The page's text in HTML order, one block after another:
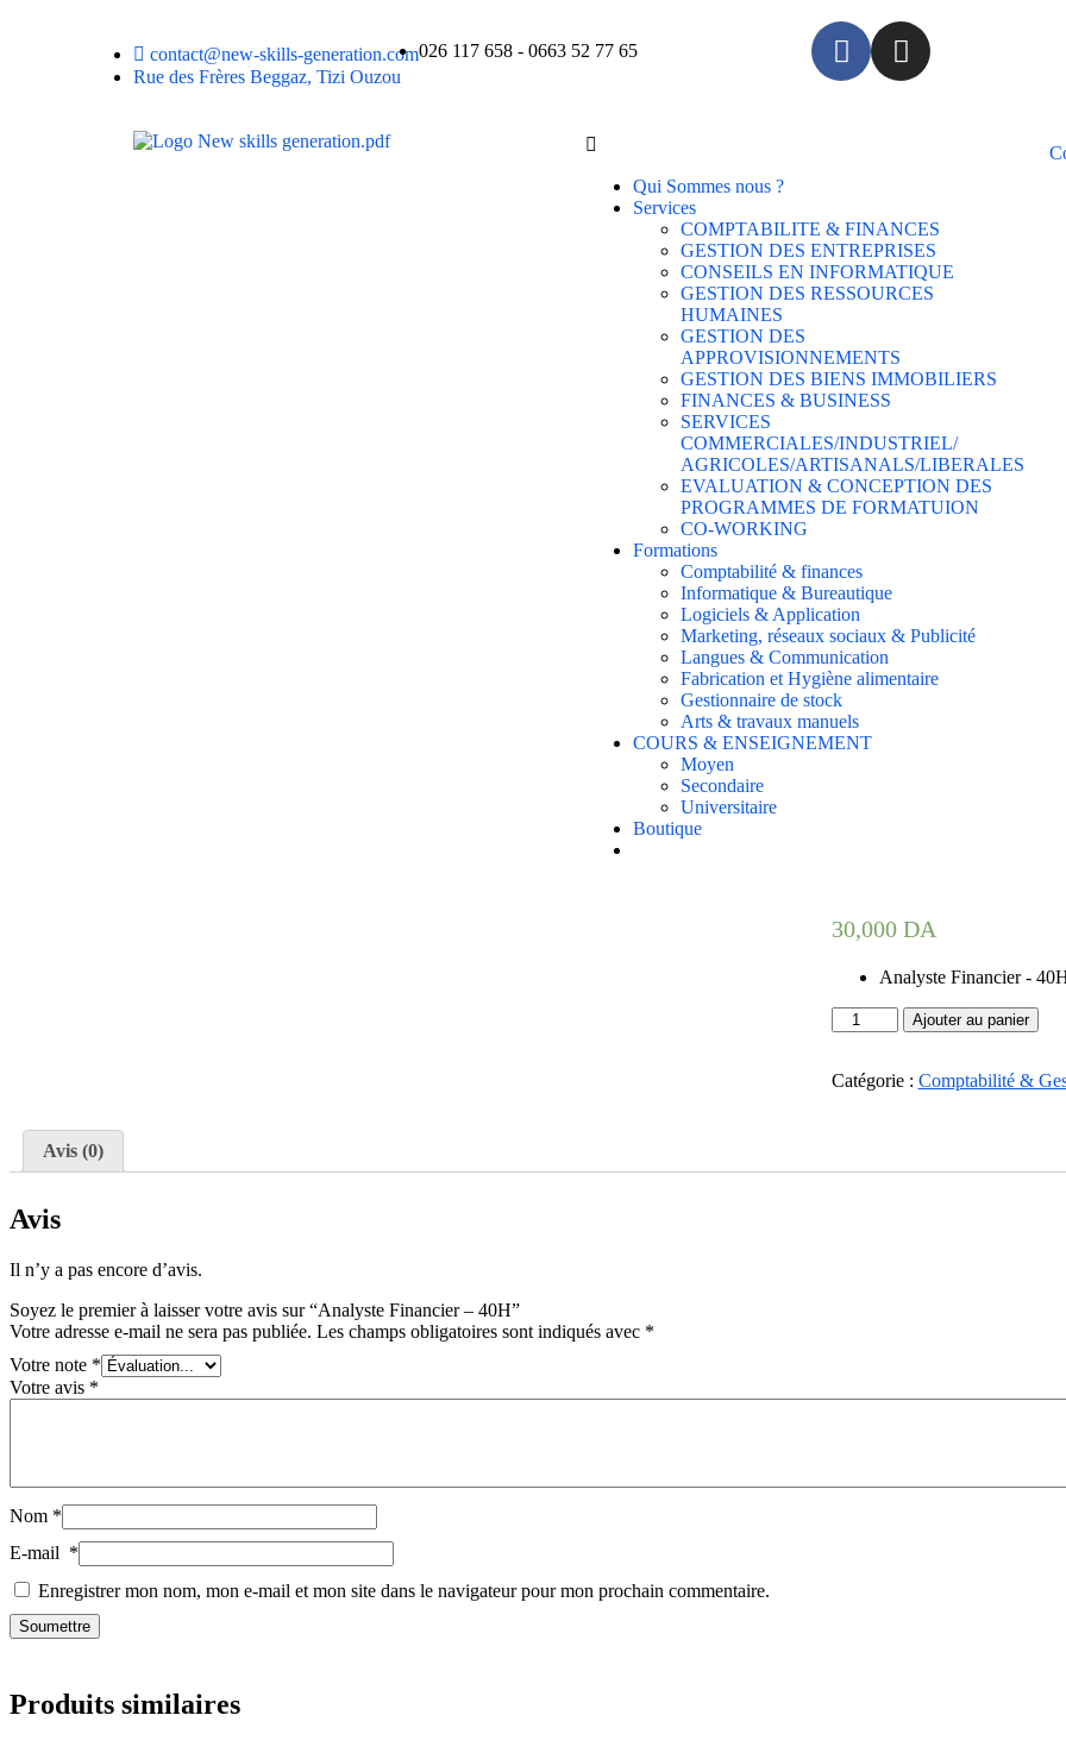
contact@new-skills-generation.com026 117 658 - 0663 52 77 65
Rue des Frères Beggaz, Tizi Ouzou
Qui Sommes nous ?
Services
COMPTABILITE & FINANCES
GESTION DES ENTREPRISES
CONSEILS EN INFORMATIQUE
GESTION DES RESSOURCES
HUMAINES
GESTION DES
APPROVISIONNEMENTS
GESTION DES BIENS IMMOBILIERS
FINANCES & BUSINESS
SERVICES
COMMERCIALES/INDUSTRIEL/
AGRICOLES/ARTISANALS/LIBERALES
EVALUATION & CONCEPTION DES
PROGRAMMES DE FORMATUION
CO-WORKING
Formations
Comptabilité & finances
Informatique & Bureautique
Logiciels & Application
Marketing, réseaux sociaux & Publicité
Langues & Communication
Fabrication et Hygiène alimentaire
Gestionnaire de stock
Arts & travaux manuels
COURS & ENSEIGNEMENT
Moyen
Secondaire
Universitaire
Boutique
30,000 DA
Analyste Financier -
Ajouter au panier
Catégorie : Comptabilité &
Avis (0)
Avis
Il n’y a pas encore d’avis.
Soyez le premier à laisser votre avis sur “Analyste Financier – 40H”
Votre adresse e-mail ne sera pas publiée. Les champs obligatoires sont indiqués avec *
Votre note *
Votre avis *
Nom *
E-mail *
Enregistrer mon nom, mon e-mail et mon site dans le navigateur pour mon prochain commentaire.
Produits similaires